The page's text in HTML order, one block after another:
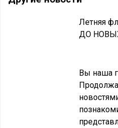
Летняя
ДО
Вы наша